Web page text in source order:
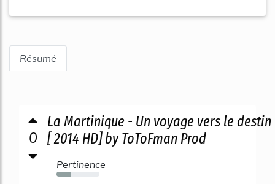
Résumé
0
La Martinique - Un voyage vers le destin
[ 2014 HD] by ToToFman Prod
Pertinence
33%